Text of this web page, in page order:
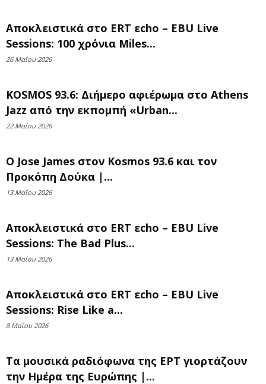
Αποκλειστικά στο ERT εcho – EBU Live
Sessions: 100 χρόνια Miles...
26 Μαΐου 2026
KOSMOS 93.6: Διήμερο αφιέρωμα στο Athens
Jazz από την εκπομπή «Urban...
22 Μαΐου 2026
Ο Jose James στον Kosmos 93.6 και τον
Προκόπη Δούκα |...
13 Μαΐου 2026
Αποκλειστικά στο ERT εcho – EBU Live
Sessions: The Bad Plus...
13 Μαΐου 2026
Αποκλειστικά στο ERT εcho – EBU Live
Sessions: Rise Like a...
8 Μαΐου 2026
Τα μουσικά ραδιόφωνα της ΕΡΤ γιορτάζουν
την Ημέρα της Ευρώπης |...